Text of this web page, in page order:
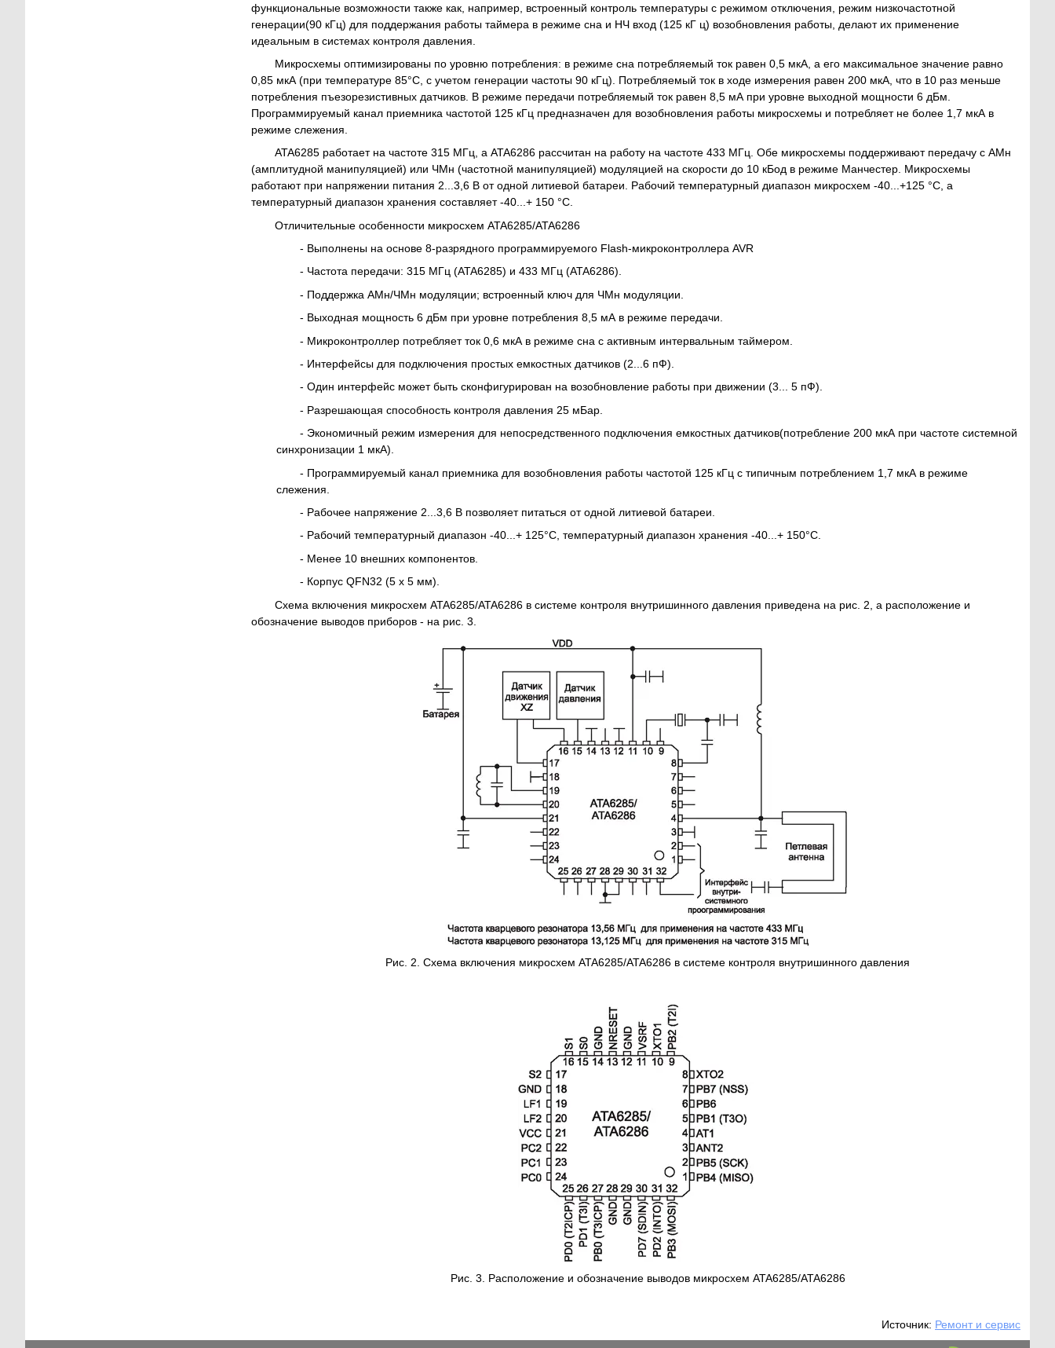
функциональные возможности также как, например, встроенный контроль температуры с режимом отключения, режим низкочастотной
генерации(90 кГц) для поддержания работы таймера в режиме сна и НЧ вход (125 кГ ц) возобновления работы, делают их применение
идеальным в системах контроля давления.
Микросхемы оптимизированы по уровню потребления: в режиме сна потребляемый ток равен 0,5 мкА, а его максимальное значение равно
0,85 мкА (при температуре 85°C, с учетом генерации частоты 90 кГц). Потребляемый ток в ходе измерения равен 200 мкА, что в 10 раз меньше
потребления пъезорезистивных датчиков. В режиме передачи потребляемый ток равен 8,5 мА при уровне выходной мощности 6 дБм.
Программируемый канал приемника частотой 125 кГц предназначен для возобновления работы микросхемы и потребляет не более 1,7 мкА в
режиме слежения.
ATA6285 работает на частоте 315 МГц, а ATA6286 рассчитан на работу на частоте 433 МГц. Обе микросхемы поддерживают передачу с АМн
(амплитудной манипуляцией) или ЧМн (частотной манипуляцией) модуляцией на скорости до 10 кБод в режиме Манчестер. Микросхемы
работают при напряжении питания 2...3,6 В от одной литиевой батареи. Рабочий температурный диапазон микросхем -40...+125 °C, а
температурный диапазон хранения составляет -40...+ 150 °C.
Отличительные особенности микросхем ATA6285/ATA6286
- Выполнены на основе 8-разрядного программируемого Flash-микроконтроллера AVR
- Частота передачи: 315 МГц (ATA6285) и 433 МГц (ATA6286).
- Поддержка АМн/ЧМн модуляции; встроенный ключ для ЧМн модуляции.
- Выходная мощность 6 дБм при уровне потребления 8,5 мА в режиме передачи.
- Микроконтроллер потребляет ток 0,6 мкА в режиме сна с активным интервальным таймером.
- Интерфейсы для подключения простых емкостных датчиков (2...6 пФ).
- Один интерфейс может быть сконфигурирован на возобновление работы при движении (3... 5 пФ).
- Разрешающая способность контроля давления 25 мБар.
- Экономичный режим измерения для непосредственного подключения емкостных датчиков(потребление 200 мкА при частоте системной
синхронизации 1 мкА).
- Программируемый канал приемника для возобновления работы частотой 125 кГц с типичным потреблением 1,7 мкА в режиме
слежения.
- Рабочее напряжение 2...3,6 В позволяет питаться от одной литиевой батареи.
- Рабочий температурный диапазон -40...+ 125°C, температурный диапазон хранения -40...+ 150°C.
- Менее 10 внешних компонентов.
- Корпус QFN32 (5 х 5 мм).
Схема включения микросхем ATA6285/ATA6286 в системе контроля внутришинного давления приведена на рис. 2, а расположение и
обозначение выводов приборов - на рис. 3.
Рис. 2. Схема включения микросхем ATA6285/ATA6286 в системе контроля внутришинного давления
Рис. 3. Расположение и обозначение выводов микросхем ATA6285/ATA6286
Источник: Ремонт и сервис